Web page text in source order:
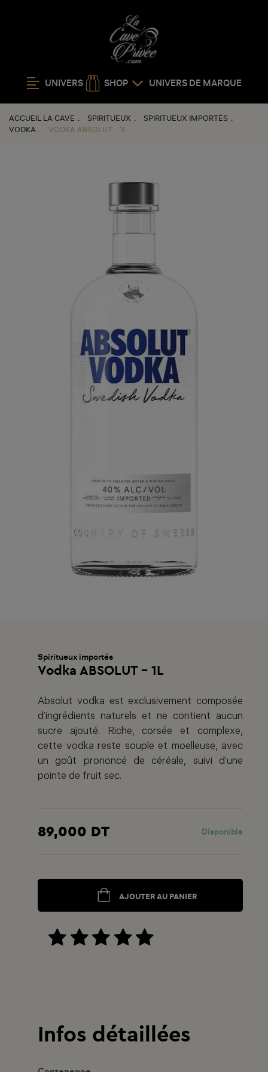
UNIVERS SHOP UNIVERS DE MARQUE
ACCUEIL LA CAVE SPIRITUEUX
SPIRITUEUX IMPORTÉS
VODKA
VODKA ABSOLUT - 1L
Spiritueux importés
Vodka ABSOLUT - 1L
Absolut vodka est exclusivement composée
d’ingrédients naturels et ne contient aucun
sucre ajouté. Riche, corsée et complexe,
cette vodka reste souple et moelleuse, avec
un goût prononcé de céréale, suivi d’une
pointe de fruit sec.
89,000 DT Disponible
AJOUTER AU PANIER
Infos détaillées